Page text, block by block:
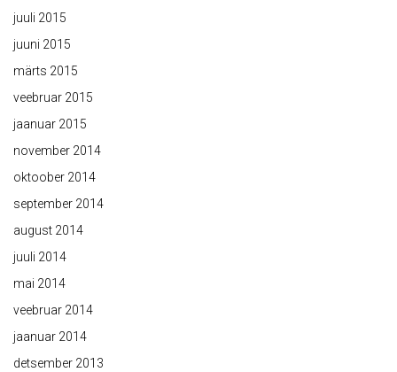
juuli 2015
juuni 2015
märts 2015
veebruar 2015
jaanuar 2015
november 2014
oktoober 2014
september 2014
august 2014
juuli 2014
mai 2014
veebruar 2014
jaanuar 2014
detsember 2013